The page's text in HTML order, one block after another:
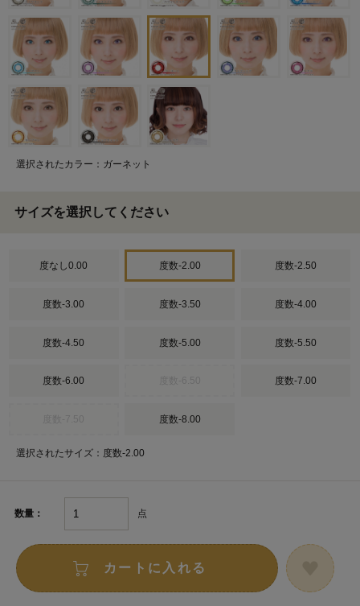
選択されたカラー：ガーネット
サイズを選択してください
度なし0.00 度数-2.00 度数-2.50
度数-3.00 度数-3.50 度数-4.00
度数-4.50 度数-5.00 度数-5.50
度数-6.00 度数-7.00
度数-8.00
選択されたサイズ：度数-2.00
数量： 点
カートに入れる